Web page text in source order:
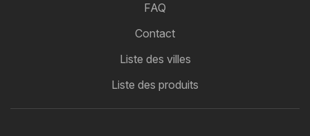
FAQ
Contact
Liste des villes
Liste des produits